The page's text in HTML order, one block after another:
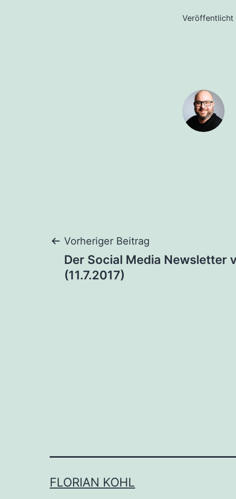
Veröffentlicht
Vorheriger Beitrag
Der Social Media Newsletter
(11.7.2017)
FLORIAN KOHL